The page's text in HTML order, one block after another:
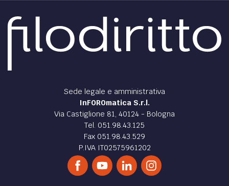
Sede legale e amministrativa
InFOROmatica S.r.l.
Via Castiglione 81, 40124 - Bologna
Tel. 051.98.43.125
Fax 051.98.43.529
P.IVA IT02575961202